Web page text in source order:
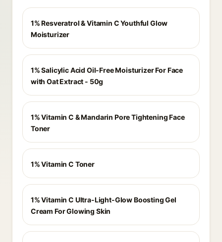
1% Resveratrol & Vitamin C Youthful Glow
Moisturizer
1% Salicylic Acid Oil-Free Moisturizer For Face
with Oat Extract - 50g
1% Vitamin C & Mandarin Pore Tightening Face
Toner
1% Vitamin C Toner
1% Vitamin C Ultra-Light-Glow Boosting Gel
Cream For Glowing Skin